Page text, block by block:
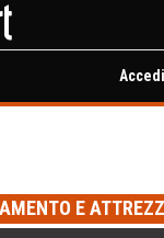
Accedi
E